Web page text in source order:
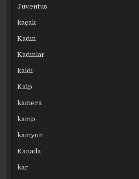
Juventus
kaçak
Kadın
Kadınlar
kaldı
Kalp
kamera
kamp
kamyon
Kanada
kar